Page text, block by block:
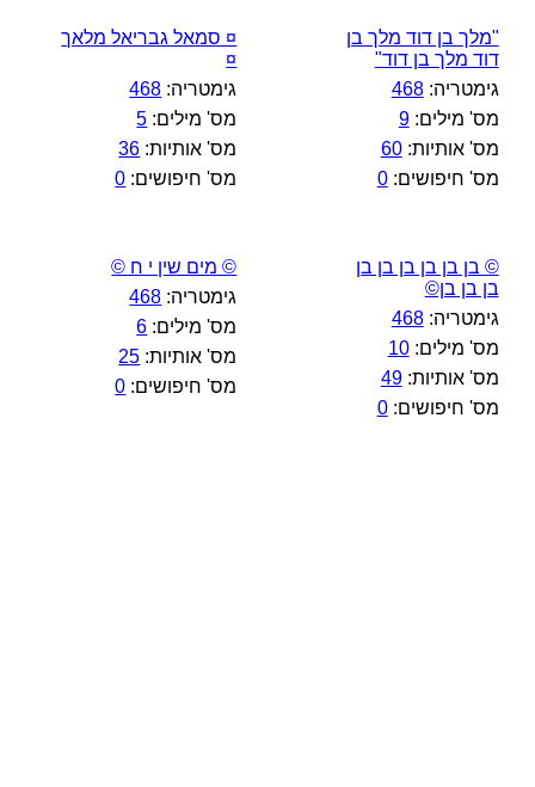
"מלך בן דוד מלך בן
דוד מלך בן דוד"
גימטריה:468
מס' מילים:9
מס' אותיות:60
מס' חיפושים:0
¤ סמאל גבריאל מלאך
¤
גימטריה: 468
מס' מילים: 5
מס' אותיות: 36
מס' חיפושים: 0
© בן בן בן בן בן בן
בן בן בן©
גימטריה:468
מס' מילים:10
מס' אותיות:49
מס' חיפושים:0
© מים שין י ח ©
גימטריה: 468
מס' מילים: 6
מס' אותיות: 25
מס' חיפושים: 0